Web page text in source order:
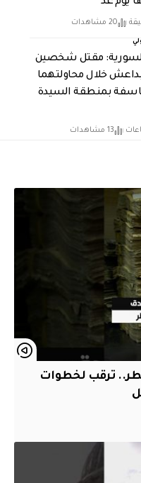
20 مشاهدات
السورية: مقتل شخصين
خلال محاولتهما
بمنطقة السيدة
13 مشاهدات
ترقب لخطوات